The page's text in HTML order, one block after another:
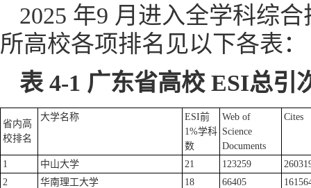
2025 年9 月进入全学科综
所高校各项排名见以下各表：
表 4-1 广东省高校 ESI总引
省内高
校排名
大学名称
ESI前
1%学科
数
Web of
Science
Documents
Cites
1 中山大学 21 123259
2
华南理工大学 18 66405